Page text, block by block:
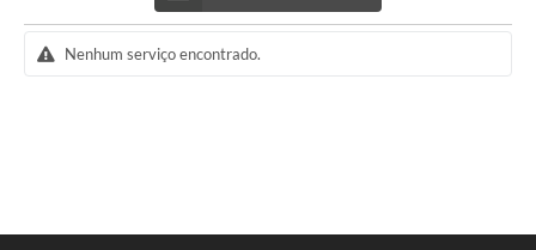
Nenhum serviço encontrado.